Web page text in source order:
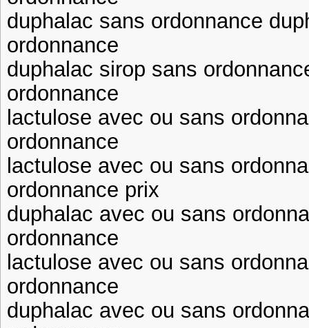
duphalac sans ordonnance
ordonnance
duphalac sirop sans
ordonnance
lactulose avec ou sans
ordonnance
lactulose avec ou sans
ordonnance prix
duphalac avec ou sans
ordonnance
lactulose avec ou sans
ordonnance
duphalac avec ou sans